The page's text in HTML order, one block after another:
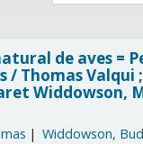
de aves =
/ Thomas Valqui
Widdowson,
Widdowson, Bud